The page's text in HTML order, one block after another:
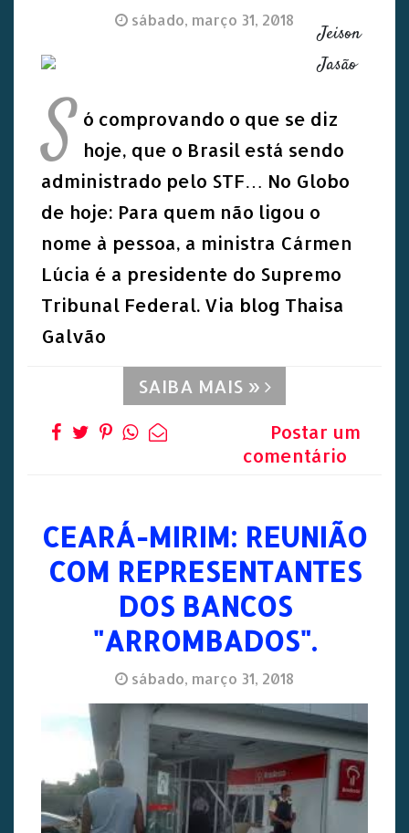
sábado, março 31, 2018
Jeison
Jasão
S ó comprovando o que se diz
hoje, que o Brasil está sendo
administrado pelo STF… No Globo
de hoje: Para quem não ligou o
nome à pessoa, a ministra Cármen
Lúcia é a presidente do Supremo
Tribunal Federal. Via blog Thaisa
Galvão
SAIBA MAIS »
Postar um
comentário
CEARÁ-MIRIM: REUNIÃO
COM REPRESENTANTES
DOS BANCOS
"ARROMBADOS".
sábado, março 31, 2018